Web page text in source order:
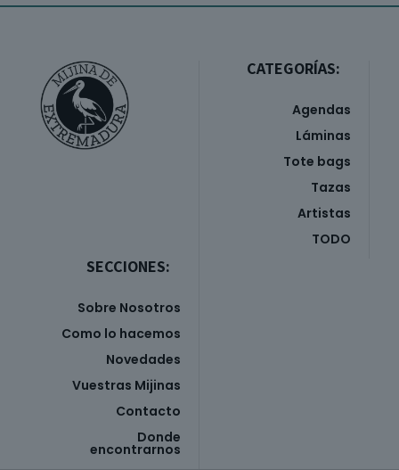
CATEGORÍAS:
Agendas
Láminas
Tote bags
Tazas
Artistas
TODO
SECCIONES:
Sobre Nosotros
Como lo hacemos
Novedades
Vuestras Mijinas
Contacto
Donde
encontrarnos